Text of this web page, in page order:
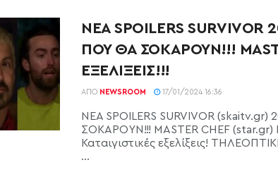
ΝΕΑ SPOILERS SURVIVOR
ΠΟΥ ΘΑ ΣΟΚΑΡΟΥΝ!!!
ΕΞΕΛΙΞΕΙΣ!!!
ΑΠΌ NEWSROOM 17/01/2024 16:36
ΝΕΑ SPOILERS SURVIVOR
ΣΟΚΑΡΟΥΝ!!! MASTER CHEF (star.gr)
Καταιγιστικές εξελίξεις!
...